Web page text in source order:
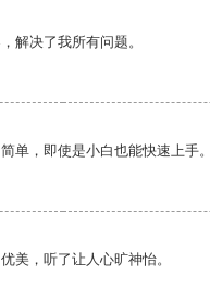
解决了我所有问题。
单，即使是小白也能快速上手。
美，听了让人心旷神怡。